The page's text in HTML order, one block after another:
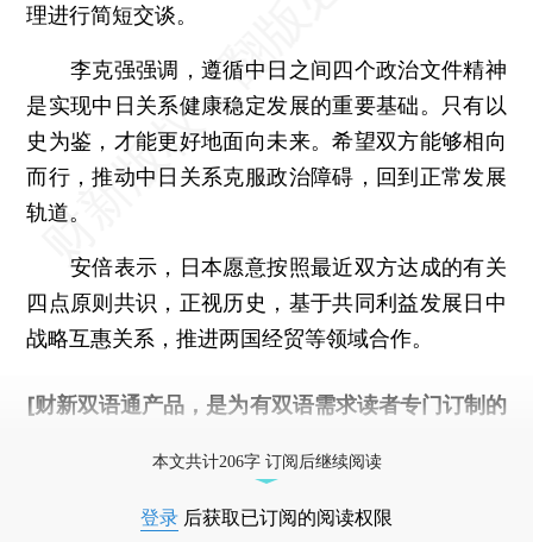
理进行简短交谈。
李克强强调，遵循中日之间四个政治文件精神
是实现中日关系健康稳定发展的重要基础。只有以
史为鉴，才能更好地面向未来。希望双方能够相向
而行，推动中日关系克服政治障碍，回到正常发展
轨道。
安倍表示，日本愿意按照最近双方达成的有关
四点原则共识，正视历史，基于共同利益发展日中
战略互惠关系，推进两国经贸等领域合作。
[财新双语通产品，是为有双语需求读者专门订制的
本文共计206字 订阅后继续阅读
登录 后获取已订阅的阅读权限